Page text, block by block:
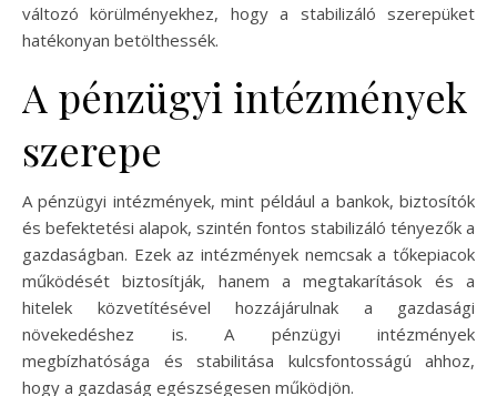
változó körülményekhez, hogy a stabilizáló szerepüket
hatékonyan betölthessék.
A pénzügyi intézmények
szerepe
A pénzügyi intézmények, mint például a bankok, biztosítók
és befektetési alapok, szintén fontos stabilizáló tényezők a
gazdaságban. Ezek az intézmények nemcsak a tőkepiacok
működését biztosítják, hanem a megtakarítások és a
hitelek közvetítésével hozzájárulnak a gazdasági
növekedéshez is. A pénzügyi intézmények
megbízhatósága és stabilitása kulcsfontosságú ahhoz,
hogy a gazdaság egészségesen működjön.